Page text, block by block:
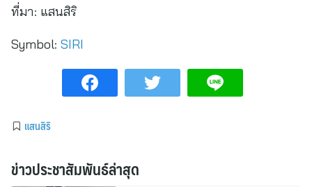
ที่มา: แสนสิริ
Symbol: SIRI
แสนสิริ
ข่าวประชาสัมพันธ์ล่าสุด